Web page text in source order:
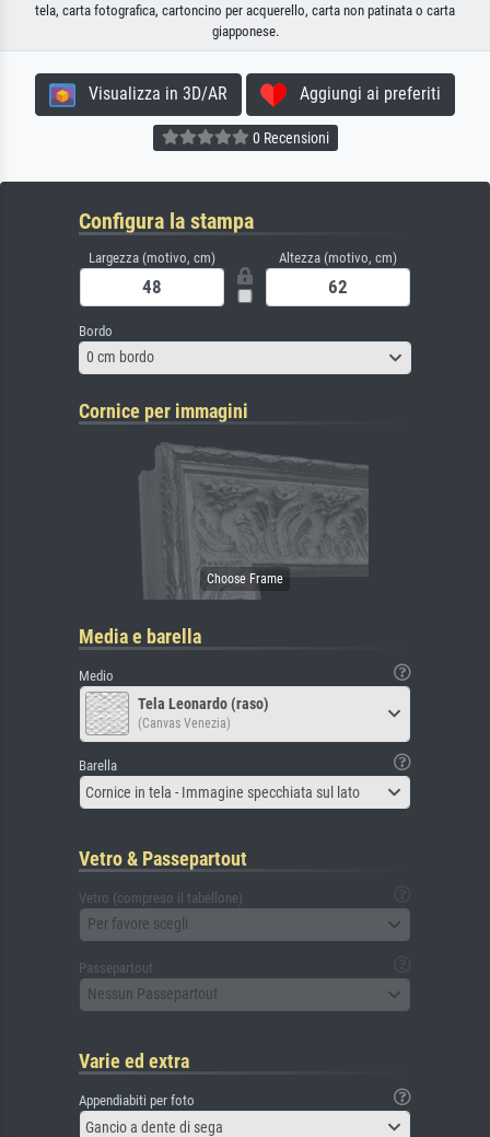
tela, carta fotografica, cartoncino per acquerello, carta non patinata o carta
giapponese.
Visualizza in 3D/AR Aggiungi ai preferiti
0 Recensioni
Configura la stampa
Largezza (motivo, cm) Altezza (motivo, cm)
Bordo
0 cm bordo
Cornice per immagini
Media e barella
Medio
Tela Leonardo (raso)
(Canvas Venezia)
Barella
Cornice in tela - Immagine specchiata sul lato
Vetro & Passepartout
Vetro (compreso il tabellone)
Per favore scegli
Passepartout
Nessun Passepartout
Varie ed extra
Appendiabiti per foto
Gancio a dente di sega